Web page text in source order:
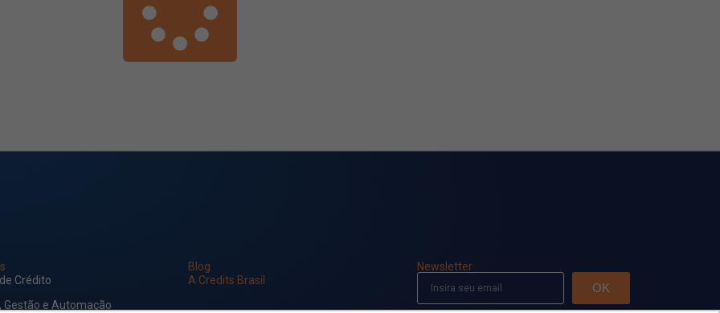
Crédito
Gestão e Automação
Blog
A Credits Brasil
Newsletter
OK